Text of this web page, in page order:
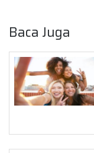
Baca Juga